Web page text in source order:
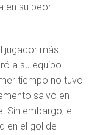
en su peor
jugador más
a su equipo
tiempo no tuvo
salvó en
Sin embargo, el
en el gol de